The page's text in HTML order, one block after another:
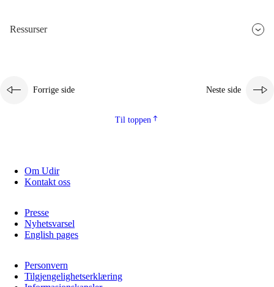
2.5.3
Ressurser
Forrige side Neste side
Til toppen
Om Udir
Kontakt oss
Presse
Nyhetsvarsel
English pages
Personvern
Tilgjengelighetserklæring